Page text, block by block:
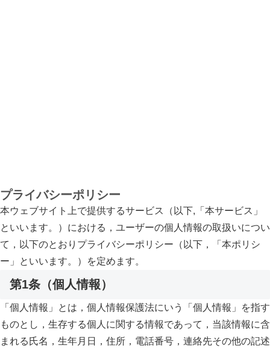
プライバシーポリシー
本ウェブサイト上で提供するサービス（以下,「本サービス」
といいます。）における，ユーザーの個人情報の取扱いについ
て，以下のとおりプライバシーポリシー（以下，「本ポリシ
ー」といいます。）を定めます。
第1条（個人情報）
「個人情報」とは，個人情報保護法にいう「個人情報」を指す
ものとし，生存する個人に関する情報であって，当該情報に含
まれる氏名，生年月日，住所，電話番号，連絡先その他の記述